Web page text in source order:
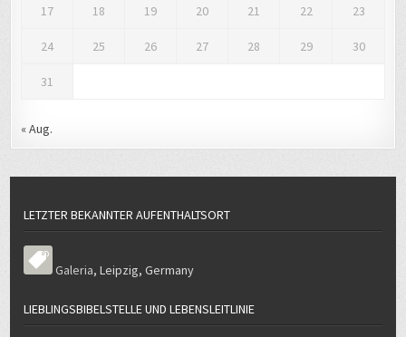
17 18 19 20 21 22 23
24 25 26 27 28 29 30
31
« Aug.
LETZTER BEKANNTER AUFENTHALTSORT
Galeria,Leipzig,Germany
LIEBLINGSBIBELSTELLE UND LEBENSLEITLINIE